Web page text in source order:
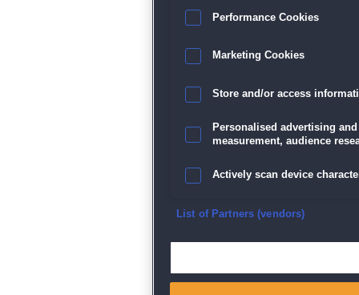
Performance Cookies
Marketing Cookies
Store and/or access
Personalised advertising
measurement, audience
Actively scan device
Ensure security, prevent
List of Partners (vendors)